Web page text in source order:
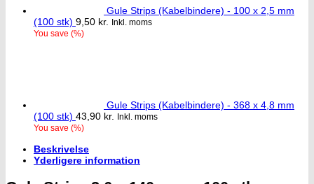
Gule Strips (Kabelbindere) - 100 x 2,5 mm
(100 stk) 9,50 kr. Inkl. moms
You save (%)
Gule Strips (Kabelbindere) - 368 x 4,8 mm
(100 stk) 43,90 kr. Inkl. moms
You save (%)
Beskrivelse
Yderligere information